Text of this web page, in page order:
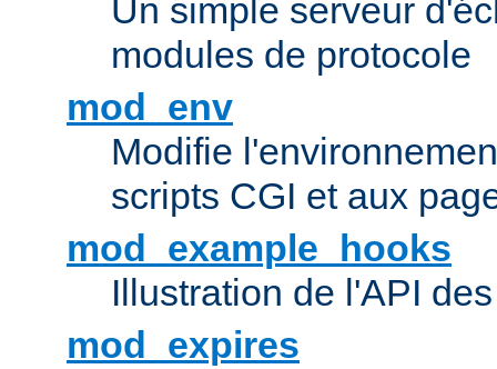
Un simple serveur
modules de protocole
mod_env
Modifie
scripts CGI et aux
mod_example_hooks
Illustration de l'API
mod_expires